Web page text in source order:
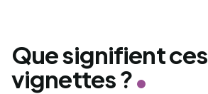
Que signifient ces
vignettes ?